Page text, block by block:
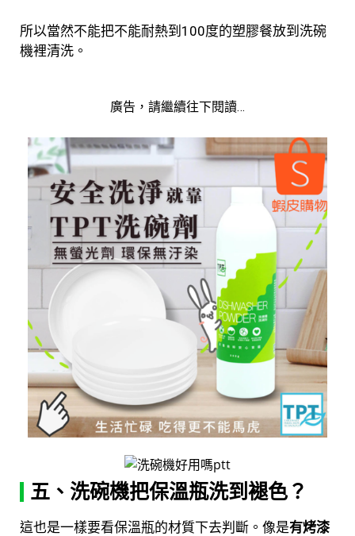
所以當然不能把不能耐熱到100度的塑膠餐放到洗碗
機裡清洗。
廣告，請繼續往下閱讀…
五、洗碗機把保溫瓶洗到褪色？
這也是一樣要看保溫瓶的材質下去判斷。像是有烤漆